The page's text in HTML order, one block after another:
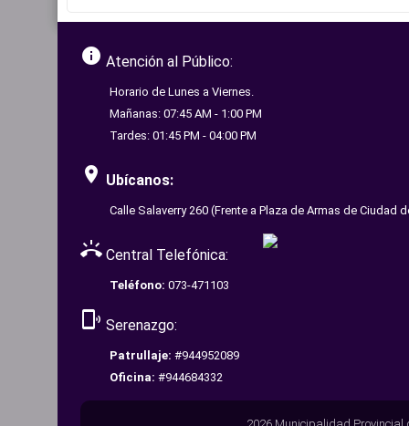
info Atención al Público:
Horario de Lunes a Viernes.
Mañanas: 07:45 AM - 1:00 PM
Tardes: 01:45 PM - 04:00 PM
room Ubícanos:
Calle Salaverry 260 (Frente a Plaza de Armas de Ciudad
ring_volume Central Telefónica:
Teléfono: 073-471103
phonelink_ring Serenazgo:
Patrullaje: #944952089
Oficina: #944684332
2026 Municipalidad Provincial